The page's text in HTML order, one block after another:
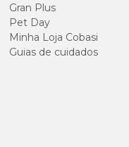
Gran Plus
Pet Day
Minha Loja Cobasi
Guias de cuidados